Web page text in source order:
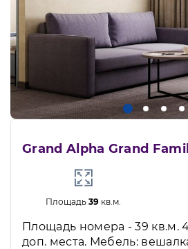
Grand Alpha Grand
Площадь39 кв.м.
Площадь номера - 39 кв.м.
доп. места. Мебель: